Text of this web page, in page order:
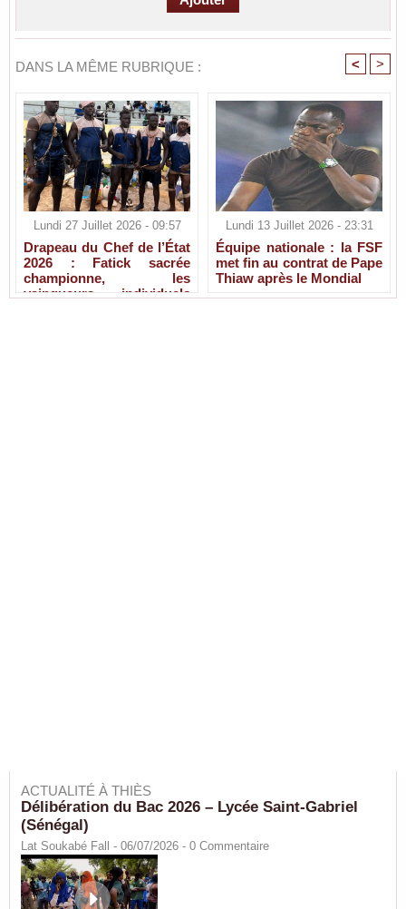
DANS LA MÊME RUBRIQUE : < >
Lundi 27 Juillet 2026 - 09:57
Drapeau du Chef de l’État
2026 : Fatick sacrée
championne, les
vainqueurs individuels
Lundi 13 Juillet 2026 - 23:31
Équipe nationale : la FSF
met fin au contrat de Pape
Thiaw après le Mondial
ACTUALITÉ À THIÈS
Délibération du Bac 2026 – Lycée Saint-Gabriel
(Sénégal)
Lat Soukabé Fall - 06/07/2026 - 0 Commentaire